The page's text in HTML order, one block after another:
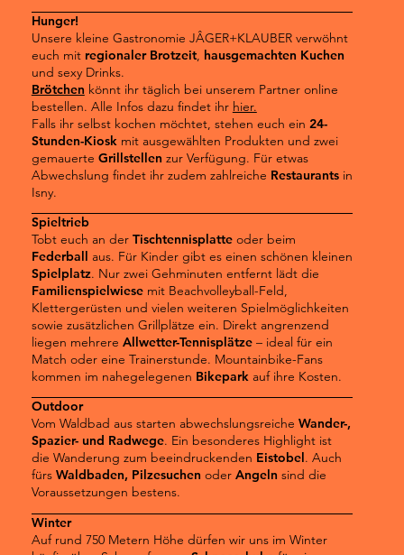
Hunger!
Unsere kleine Gastronomie JÂGER+KLAUBER verwöhnt
euch mit regionaler Brotzeit, hausgemachten Kuchen
und sexy Drinks.
Brötchen könnt ihr täglich bei unserem Partner online
bestellen. Alle Infos dazu findet ihr hier.
Falls ihr selbst kochen möchtet, stehen euch ein 24-
Stunden-Kioskmit ausgewählten Produkten und zwei
gemauerte Grillstellen zur Verfügung. Für etwas
Abwechslung findet ihr zudem zahlreiche Restaurantsin
Isny.
Spieltrieb
Tobt euch an der Tischtennisplatteoder beim
Federball aus. Für Kinder gibt es einen schönen kleinen
Spielplatz. Nur zwei Gehminuten entfernt lädt die
Familienspielwiesemit Beachvolleyball-Feld,
Klettergerüsten und vielen weiteren Spielmöglichkeiten
sowie zusätzlichen Grillplätze ein. Direkt angrenzend
liegen mehrere Allwetter-Tennisplätze– ideal für ein
Match oder eine Trainerstunde. Mountainbike-Fans
kommen im nahegelegenen Bikeparkauf ihre Kosten.
Outdoor
Vom Waldbad aus starten abwechslungsreiche Wander-,
Spazier- und Radwege. Ein besonderes Highlight ist
die Wanderung zum beeindruckenden Eistobel. Auch
fürs Waldbaden, Pilzesuchen oder Angeln sind die
Voraussetzungen bestens.
Winter
Auf rund 750 Metern Höhe dürfen wir uns im Winter